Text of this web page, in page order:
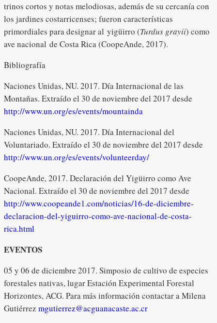
trinos cortos y notas melodiosas, además de su cercanía con
los jardines costarricenses; fueron características
primordiales para designar al yigüirro (Turdus grayii) como
ave nacional de Costa Rica (CoopeAnde, 2017).
Bibliografía
Naciones Unidas, NU. 2017. Día Internacional de las
Montañas. Extraído el 30 de noviembre del 2017 desde
http://www.un.org/es/events/mountainda
Naciones Unidas, NU. 2017. Día Internacional del
Voluntariado. Extraído el 30 de noviembre del 2017 desde
http://www.un.org/es/events/volunteerday/
CoopeAnde, 2017. Declaración del Yigüirro como Ave
Nacional. Extraído el 30 de noviembre del 2017 desde
http://www.coopeande1.com/noticias/16-de-diciembre-
declaracion-del-yiguirro-como-ave-nacional-de-costa-
rica.html
EVENTOS
05 y 06 de diciembre 2017. Simposio de cultivo de especies
forestales nativas, lugar Estación Experimental Forestal
Horizontes, ACG. Para más información contactar a Milena
Gutiérrez mgutierrez@acguanacaste.ac.cr